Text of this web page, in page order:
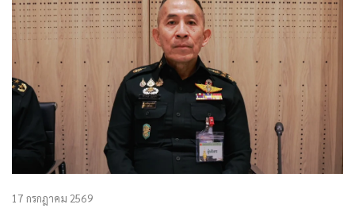
17 กรกฎาคม 2569